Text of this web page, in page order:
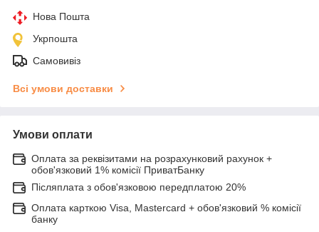
Нова Пошта
Укрпошта
Самовивіз
Всі умови доставки
Умови оплати
Оплата за реквізитами на розрахунковий рахунок +
обов'язковий 1% комісії ПриватБанку
Післяплата з обов'язковою передплатою 20%
Оплата карткою Visa, Mastercard + обов'язковий % комісії
банку